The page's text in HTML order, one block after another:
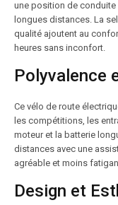
une position de
longues distances. La
qualité ajoutent au
heures sans inconfort.
Polyvalence
Ce vélo de route
les compétitions, les
moteur et la batterie
distances avec une
agréable et moins
Design et